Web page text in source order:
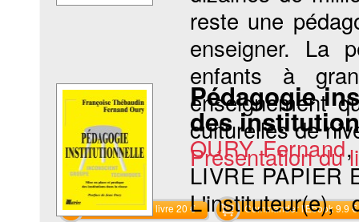
reste une
enseigner. La
enfants à
enseignement
culturelles de
Présentation du
Commander le livre 20 € Commander l'Ebook 9.9 €
Pédagogie
des
OURY Fernand
LIVRE PAPIER